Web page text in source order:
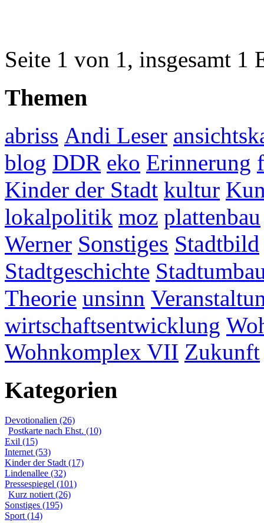
Seite 1 von 1, insgesamt 1
Themen
abriss Andi Leser
blog DDR eko Erinnerung
Kinder der Stadt kultur
lokalpolitik moz plattenbau
Werner Sonstiges Stadtbild
Stadtgeschichte
Theorie unsinn
wirtschaftsentwicklung
Wohnkomplex VII Zukunft
Kategorien
Devotionalien (26)
Postkarte nach Ehst. (10)
Exil (15)
Internet (53)
Kinder der Stadt (17)
Lindenallee (32)
Pressespiegel (101)
Kurz notiert (26)
Sonstiges (195)
Sport (14)